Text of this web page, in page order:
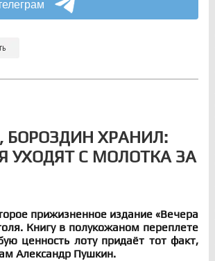
БОРОЗДИН ХРАНИЛ:
УХОДЯТ С МОЛОТКА ЗА
прижизненное издание «Вечера
Книгу в полукожаном переплете
ценность лоту придаёт тот факт,
Александр Пушкин.